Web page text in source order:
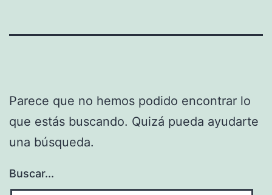
Parece que no hemos podido encontrar lo
que estás buscando. Quizá pueda ayudarte
una búsqueda.
Buscar...